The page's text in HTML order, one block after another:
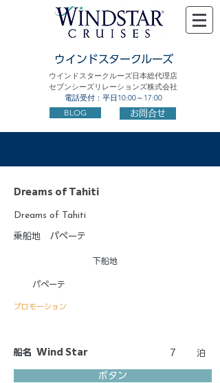
ウインドスタークルーズ
ウインドスタークルーズ日本総代理店
セブンシーズリレーションズ株式会社
電話受付：平日10:00～17:00
BLOG お問合せ
Dreams of Tahiti
Dreams of Tahiti
乗船地 パペーテ
下船地
パペーテ
プロモーション
船名 Wind Star 7 泊
ボタン